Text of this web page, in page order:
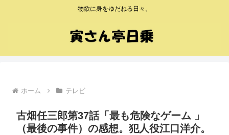
物欲に身をゆだねる日々。
ホーム テレビ
古畑任三郎第37話「最も危険なゲーム 」
（最後の事件）の感想。犯人役江口洋介。